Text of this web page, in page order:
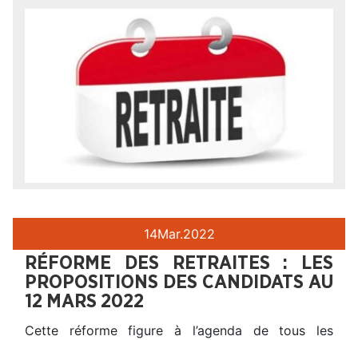
14Mar.2022
RÉFORME DES RETRAITES : LES
PROPOSITIONS DES CANDIDATS AU
12 MARS 2022
Cette réforme figure à l’agenda de tous les